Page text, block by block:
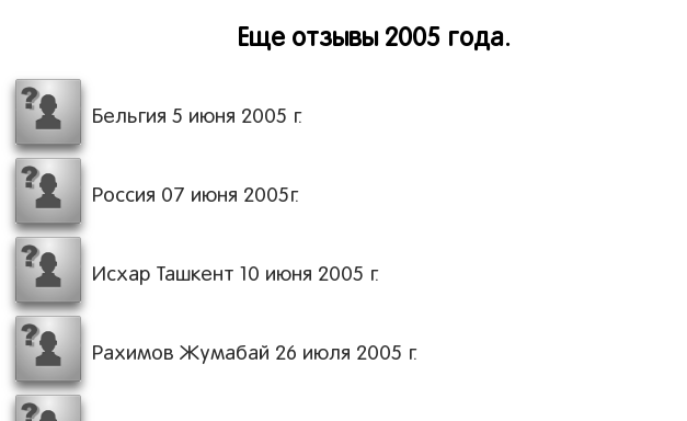
Еще отзывы 2005 года.
Бельгия 5 июня 2005 г.
Россия 07 июня 2005г.
Исхар Ташкент 10 июня 2005 г.
Рахимов Жумабай 26 июля 2005 г.